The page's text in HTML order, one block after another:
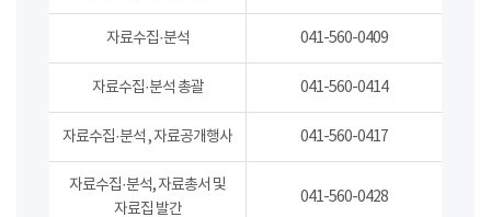
자료수집·분석 041-560-0409
자료수집·분석 총괄 041-560-0414
자료수집·분석 , 자료공개행사 041-560-0417
자료수집·분석, 자료총서 및
자료집 발간
041-560-0428